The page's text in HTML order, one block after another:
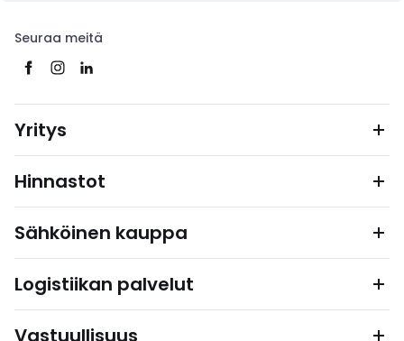
Seuraa meitä
Yritys
Hinnastot
Sähköinen kauppa
Logistiikan palvelut
Vastuullisuus